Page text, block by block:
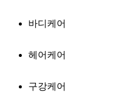
바디케어
헤어케어
구강케어